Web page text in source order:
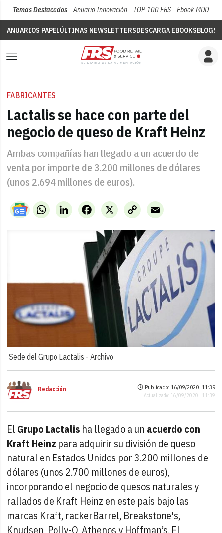
Temas Destacados Anuario Innovación TOP 100 FRS Ebook MDD
ANUARIOS PAPELÚLTIMAS NEWSLETTERSDESCARGA EBOOKSBLOGS
FABRICANTES
Lactalis se hace con parte del
negocio de queso de Kraft Heinz
Ambas compañías han llegado a un acuerdo de
venta por importe de 3.200 millones de dólares
(unos 2.694 millones de euros).
WhatsAppLinkedIn X
Facebook
Copy
Link
Email
Sede del Grupo Lactalis -Archivo
Redacción Publicado: 16/09/2020 ·11:39
Actualizado: 16/09/2020 · 11:39
El Grupo Lactalis ha llegado a un acuerdo con
Kraft Heinz para adquirir su división de queso
natural en Estados Unidos por 3.200 millones de
dólares (unos 2.700 millones de euros),
incorporando el negocio de quesos naturales y
rallados de Kraft Heinz en este país bajo las
marcas Kraft, rackerBarrel, Breakstone's,
Knudsen, Polly-O, Athenos y Hoffman’s. El